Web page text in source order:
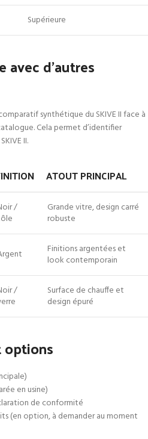
Supérieure
avec d’autres
synthétique du SKIVE II face à
Cela permet d’identifier
II.
ATOUT PRINCIPAL
/
Grande vitre, design carré
robuste
Finitions argentées et
look contemporain
/
Surface de chauffe et
design épuré
options
en usine)
de conformité
(en option, à demander au moment